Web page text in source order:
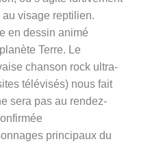
visage reptilien.
en dessin animé
Terre. Le
chanson rock ultra-
télévisés) nous fait
sera pas au rendez-
principaux du